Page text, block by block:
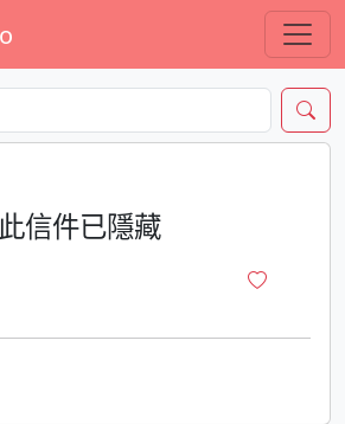
此信件已隱藏